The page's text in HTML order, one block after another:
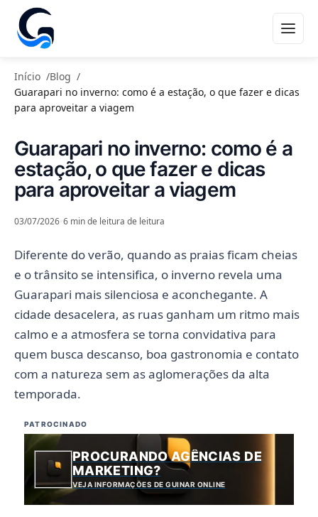
Início
Blog
Guarapari no inverno: como é a estação, o que fazer e dicas
para aproveitar a viagem
TURISMO
Guarapari no inverno: como é a
estação, o que fazer e dicas
para aproveitar a viagem
03/07/2026•6 min de leitura de leitura
Diferente do verão, quando as praias ficam cheias
e o trânsito se intensifica, o inverno revela uma
Guarapari mais silenciosa e aconchegante. A
cidade desacelera, as ruas ganham um ritmo mais
calmo e a atmosfera se torna convidativa para
quem busca descanso, boa gastronomia e contato
com a natureza sem as aglomerações da alta
temporada.
PATROCINADO
PROCURANDO AGÊNCIAS DE
MARKETING?
VEJA INFORMAÇÕES DE GUINAR ONLINE